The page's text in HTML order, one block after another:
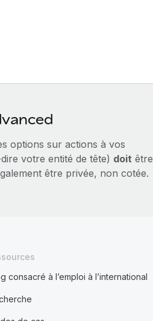
options sur actions à vos
votre entité de tête) doit être
être privée, non cotée.
consacré à l’emploi à l’international